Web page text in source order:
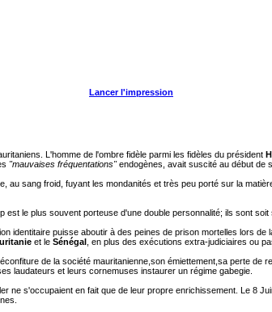
Lancer l'impression
L'homme de l'ombre fidèle parmi les fidèles du président
"mauvaises fréquentations"endogènes, avait suscité au début de
au sang froid, fuyant les mondanités et très peu porté sur la
est le plus souvent porteuse d'une double personnalité; ils sont
identitaire puisse aboutir à des peines de prison mortelles lors
et le Sénégal , en plus des exécutions extra-judiciaires ou
de la société mauritanienne,son émiettement,sa perte
laudateurs et leurs cornemuses instaurer un régime gabegie.
ne s'occupaient en fait que de leur propre enrichissement. Le 8